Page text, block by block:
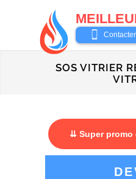
0487
SOS VITRIER
⇊ Super promo